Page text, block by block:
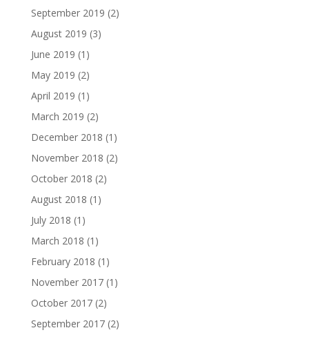
September 2019 (2)
August 2019 (3)
June 2019 (1)
May 2019 (2)
April 2019 (1)
March 2019 (2)
December 2018 (1)
November 2018 (2)
October 2018 (2)
August 2018 (1)
July 2018 (1)
March 2018 (1)
February 2018 (1)
November 2017(1)
October 2017(2)
September 2017(2)